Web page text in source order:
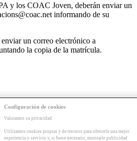
y los COAC Joven, deberán enviar un
informando de su
un correo electrónico a
la copia de la matrícula.
Configuración de cookies
Valoramos su privacidad
Utilizamos cookies propias y de terceros para ofrecerle una mejor
experiencia y servicio y, si fuese necesario, mostrarle publicidad